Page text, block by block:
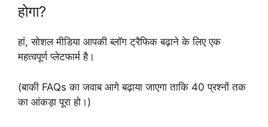
होगा?
हां, सोशल मीडिया आपकी ब्लॉग ट्रैफिक बढ़ाने के लिए एक
महत्वपूर्ण प्लेटफार्म है।
(बाकी FAQs का जवाब आगे बढ़ाया जाएगा ताकि 40 प्रश्नों तक
का आंकड़ा पूरा हो।)